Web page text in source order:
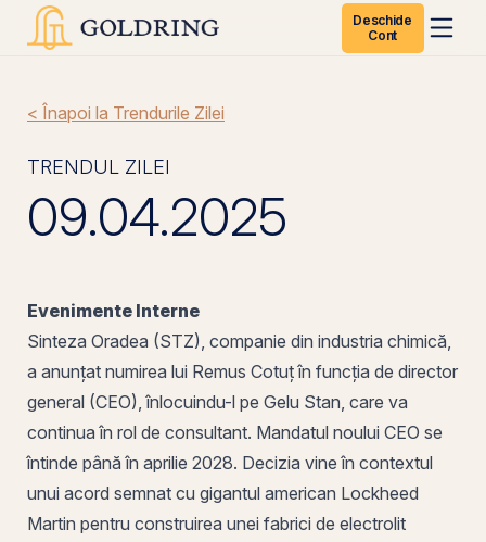
Deschide
Cont
< Înapoi la Trendurile Zilei
TRENDUL ZILEI
09.04.2025
Evenimente Interne
Sinteza Oradea (STZ), companie din industria chimică,
a anunțat numirea lui Remus Cotuț în funcția de director
general (CEO), înlocuindu-l pe Gelu Stan, care va
continua în rol de consultant. Mandatul noului CEO se
întinde până în aprilie 2028. Decizia vine în contextul
unui acord semnat cu gigantul american Lockheed
Martin pentru construirea unei fabrici de electrolit